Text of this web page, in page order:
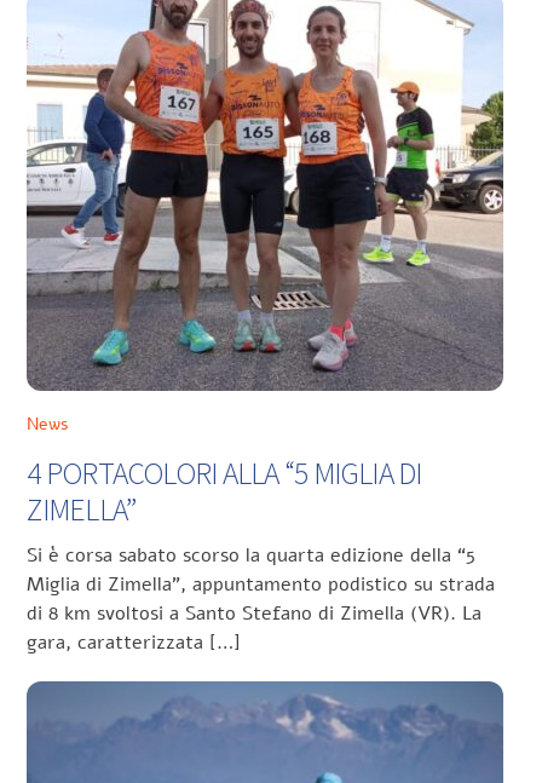
News
4 PORTACOLORI ALLA “5 MIGLIA DI
ZIMELLA”
Si è corsa sabato scorso la quarta edizione della “5
Miglia di Zimella”, appuntamento podistico su strada
di 8 km svoltosi a Santo Stefano di Zimella (VR). La
gara, caratterizzata […]